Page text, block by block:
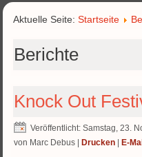
Aktuelle Seite:Startseite
Berichte
Knock Out
Veröffentlicht: Samstag, 23.
von Marc Debus
Drucken E-